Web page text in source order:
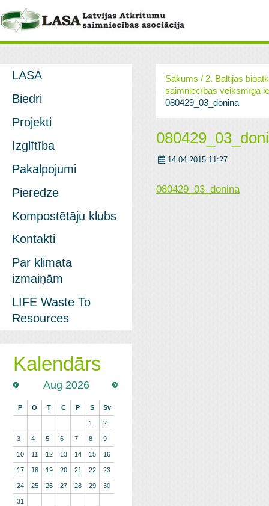
Sākums / 2. Baltijas
saimniecības veiksmīga
080429_03_donina
14.04.2015 11:27
080429_03_donina
LASA
Biedri
Projekti
Izglītība
Pakalpojumi
Pieredze
Kompostētāju klubs
Kontakti
Par klimata
izmaiņām
LIFE Waste To
Resources
Kalendārs
Aug 2026
P O T C P S Sv
1 2
3 4 5 6 7 8 9
10 11 12 13 14 15 16
17 18 19 20 21 22 23
24 25 26 27 28 29 30
31